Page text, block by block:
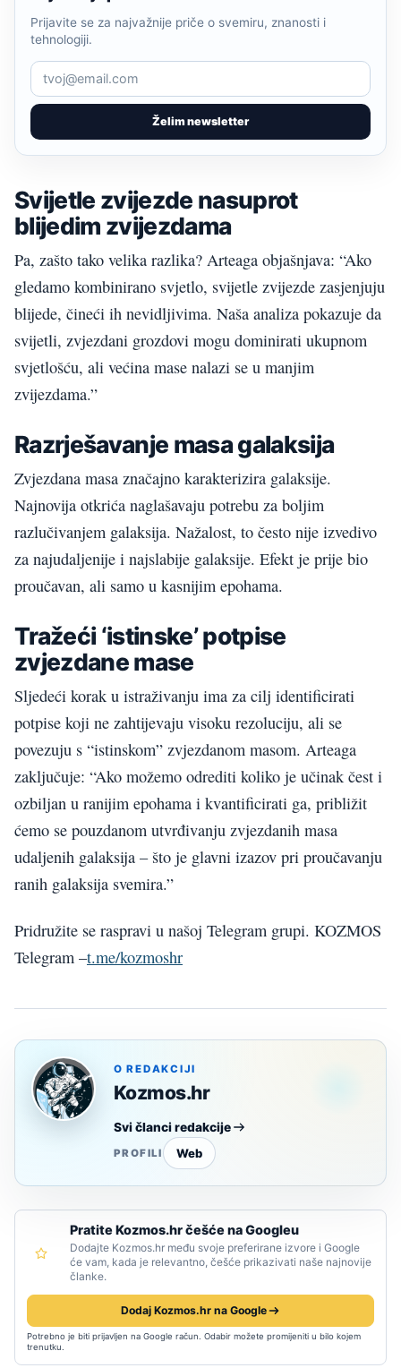
Želim newsletter
Prijavite se za najvažnije priče o svemiru, znanosti i
tehnologiji.
Svijetle zvijezde nasuprot
blijedim zvijezdama
Pa, zašto tako velika razlika? Arteaga objašnjava: “Ako
gledamo kombinirano svjetlo, svijetle zvijezde zasjenjuju
blijede, čineći ih nevidljivima. Naša analiza pokazuje da
svijetli, zvjezdani grozdovi mogu dominirati ukupnom
svjetlošću, ali većina mase nalazi se u manjim
zvijezdama.”
Razrješavanje masa galaksija
Zvjezdana masa značajno karakterizira galaksije.
Najnovija otkrića naglašavaju potrebu za boljim
razlučivanjem galaksija. Nažalost, to često nije izvedivo
za najudaljenije i najslabije galaksije. Efekt je prije bio
proučavan, ali samo u kasnijim epohama.
Tražeći ‘istinske’ potpise
zvjezdane mase
Sljedeći korak u istraživanju ima za cilj identificirati
potpise koji ne zahtijevaju visoku rezoluciju, ali se
povezuju s “istinskom” zvjezdanom masom. Arteaga
zaključuje: “Ako možemo odrediti koliko je učinak čest i
ozbiljan u ranijim epohama i kvantificirati ga, približit
ćemo se pouzdanom utvrđivanju zvjezdanih masa
udaljenih galaksija – što je glavni izazov pri proučavanju
ranih galaksija svemira.”
Pridružite se raspravi u našoj Telegram grupi. KOZMOS
Telegram –t.me/kozmoshr
O REDAKCIJI
Kozmos.hr
Svi članci redakcije
PROFILI Web
Pratite Kozmos.hr češće na Googleu
Dodajte Kozmos.hr među svoje preferirane izvore i Google
će vam, kada je relevantno, češće prikazivati naše najnovije
članke.
Dodaj Kozmos.hr na Google
Potrebno je biti prijavljen na Google račun. Odabir možete promijeniti u bilo kojem
trenutku.